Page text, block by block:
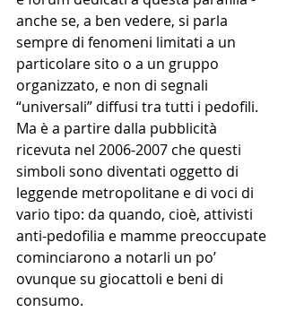
anche se, a ben vedere, si parla
sempre di fenomeni limitati a un
particolare sito o a un gruppo
organizzato, e non di segnali
“universali” diffusi tra tutti i pedofili.
Ma è a partire dalla pubblicità
ricevuta nel 2006-2007 che questi
simboli sono diventati oggetto di
leggende metropolitane e di voci di
vario tipo: da quando, cioè, attivisti
anti-pedofilia e mamme preoccupate
cominciarono a notarli un po’
ovunque su giocattoli e beni di
consumo.